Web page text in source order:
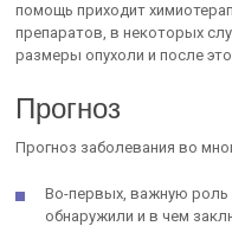
помощь приходит
препаратов, в некоторых
размеры опухоли и после
Прогноз
Прогноз заболевания во
Во-первых, важную роль
обнаружили и в чем